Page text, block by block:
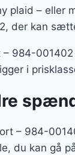
plaid – eller
der kan
– 984-
i
– 984-
du kan gå